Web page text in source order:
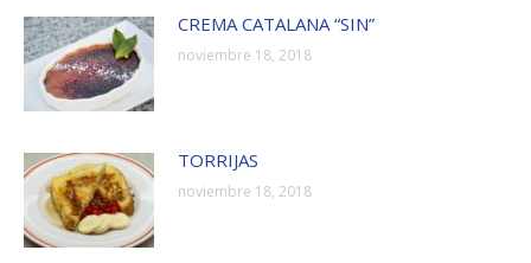
CREMA CATALANA “SIN”
noviembre 18, 2018
TORRIJAS
noviembre 18, 2018